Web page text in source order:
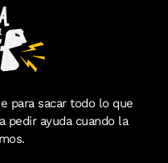
para sacar todo lo que
pedir ayuda cuando la